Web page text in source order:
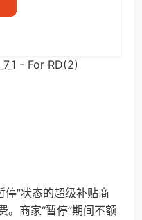
- For RD(2)
停”状态的超级补贴商
。商家“暂停”期间不额